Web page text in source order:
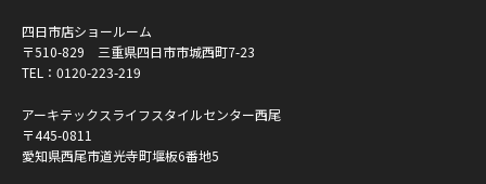
四日市店ショールーム
〒510-829 三重県四日市市城西町7-23
TEL： 0120-223-219
アーキテックスライフスタイルセンター西尾
〒445-0811
愛知県西尾市道光寺町堰板6番地5